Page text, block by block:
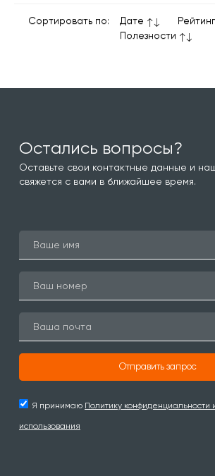
Сортировать по: Дате
Полезности
Остались вопросы?
Оставьте свои контактные данные и
свяжется с вами в ближайшее время.
Отправить запрос
Я принимаю Политику конфиденциальности
использования